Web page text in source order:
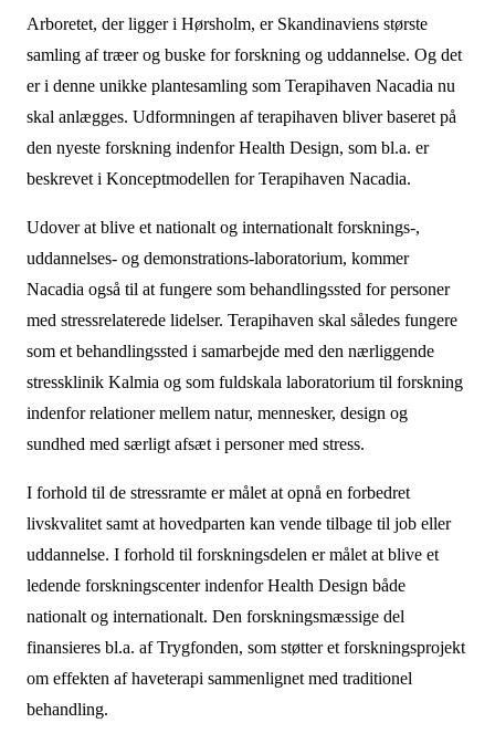
Arboretet, der ligger i Hørsholm, er Skandinaviens største
samling af træer og buske for forskning og uddannelse. Og det
er i denne unikke plantesamling som Terapihaven Nacadia nu
skal anlægges. Udformningen af terapihaven bliver baseret på
den nyeste forskning indenfor Health Design, som bl.a. er
beskrevet i Konceptmodellen for Terapihaven Nacadia.
Udover at blive et nationalt og internationalt forsknings-,
uddannelses- og demonstrations-laboratorium, kommer
Nacadia også til at fungere som behandlingssted for personer
med stressrelaterede lidelser. Terapihaven skal således fungere
som et behandlingssted i samarbejde med den nærliggende
stressklinik Kalmia og som fuldskala laboratorium til forskning
indenfor relationer mellem natur, mennesker, design og
sundhed med særligt afsæt i personer med stress.
I forhold til de stressramte er målet at opnå en forbedret
livskvalitet samt at hovedparten kan vende tilbage til job eller
uddannelse. I forhold til forskningsdelen er målet at blive et
ledende forskningscenter indenfor Health Design både
nationalt og internationalt. Den forskningsmæssige del
finansieres bl.a. af Trygfonden, som støtter et forskningsprojekt
om effekten af haveterapi sammenlignet med traditionel
behandling.